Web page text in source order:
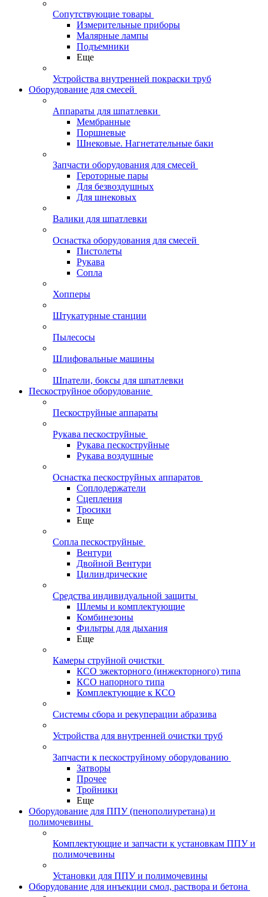
Сопутствующие товары
Измерительные приборы
Малярные лампы
Подъемники
Еще
Устройства внутренней покраски труб
Оборудование для смесей
Аппараты для шпатлевки
Мембранные
Поршневые
Шнековые. Нагнетательные баки
Запчасти оборудования для смесей
Героторные пары
Для безвоздушных
Для шнековых
Валики для шпатлевки
Оснастка оборудования для смесей
Пистолеты
Рукава
Сопла
Хопперы
Штукатурные станции
Пылесосы
Шлифовальные машины
Шпатели, боксы для шпатлевки
Пескоструйное оборудование
Пескоструйные аппараты
Рукава пескоструйные
Рукава пескоструйные
Рукава воздушные
Оснастка пескоструйных аппаратов
Соплодержатели
Сцепления
Тросики
Еще
Сопла пескоструйные
Вентури
Двойной Вентури
Цилиндрические
Средства индивидуальной защиты
Шлемы и комплектующие
Комбинезоны
Фильтры для дыхания
Еще
Камеры струйной очистки
КСО эжекторного (инжекторного) типа
КСО напорного типа
Комплектующие к КСО
Системы сбора и рекуперации абразива
Устройства для внутренней очистки труб
Запчасти к пескоструйному оборудованию
Затворы
Прочее
Тройники
Еще
Оборудование для ППУ (пенополиуретана) и
полимочевины
Комплектующие и запчасти к установкам ППУ и
полимочевины
Установки для ППУ и полимочевины
Оборудование для инъекции смол, раствора и бетона